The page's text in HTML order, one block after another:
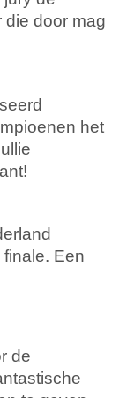
die door mag
het
Een
de